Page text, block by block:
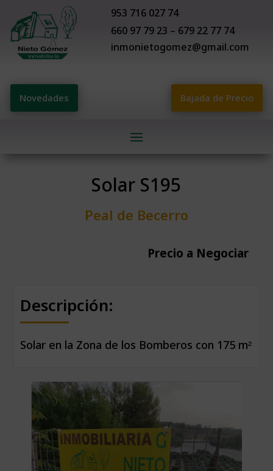
953 716 027 74
660 97 79 23 – 679 22 77 74
inmonietogomez@gmail.com
Novedades Bajada de Precio
Solar S195
Peal de Becerro
Precio a Negociar
Descripción:
Solar en la Zona de los Bomberos con 175 m²